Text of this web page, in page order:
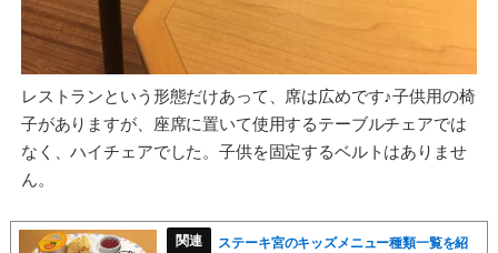
レストランという形態だけあって、席は広めです♪子供用の椅
子がありますが、座席に置いて使用するテーブルチェアでは
なく、ハイチェアでした。子供を固定するベルトはありませ
ん。
ステーキ宮のキッズメニュー種類一覧を紹